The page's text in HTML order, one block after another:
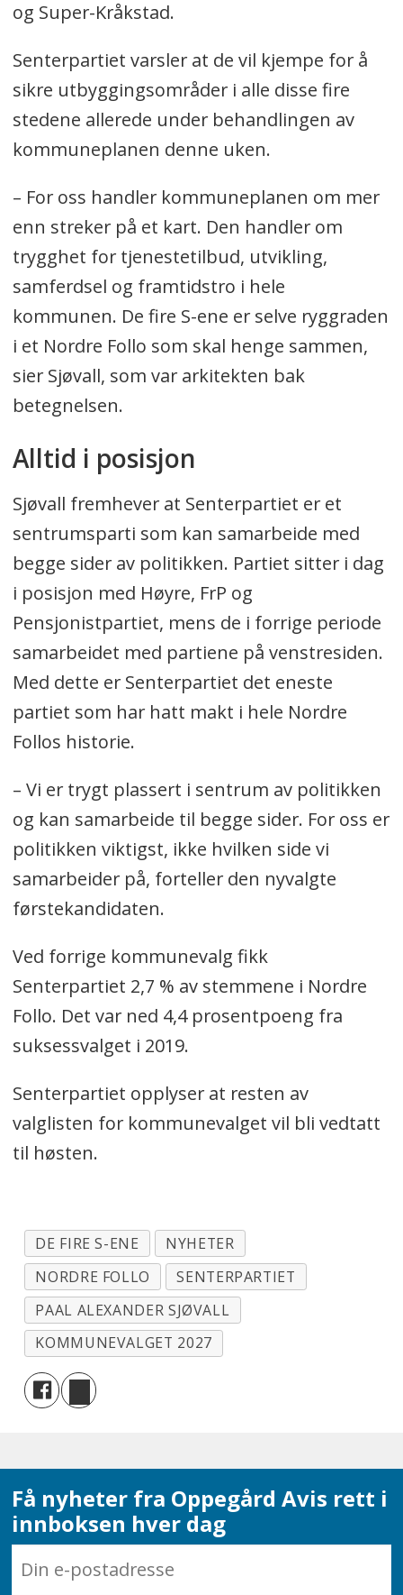
og Super-Kråkstad.
Senterpartiet varsler at de vil kjempe for å
sikre utbyggingsområder i alle disse fire
stedene allerede under behandlingen av
kommuneplanen denne uken.
– For oss handler kommuneplanen om mer
enn streker på et kart. Den handler om
trygghet for tjenestetilbud, utvikling,
samferdsel og framtidstro i hele
kommunen. De fire S-ene er selve ryggraden
i et Nordre Follo som skal henge sammen,
sier Sjøvall, som var arkitekten bak
betegnelsen.
Alltid i posisjon
Sjøvall fremhever at Senterpartiet er et
sentrumsparti som kan samarbeide med
begge sider av politikken. Partiet sitter i dag
i posisjon med Høyre, FrP og
Pensjonistpartiet, mens de i forrige periode
samarbeidet med partiene på venstresiden.
Med dette er Senterpartiet det eneste
partiet som har hatt makt i hele Nordre
Follos historie.
– Vi er trygt plassert i sentrum av politikken
og kan samarbeide til begge sider. For oss er
politikken viktigst, ikke hvilken side vi
samarbeider på, forteller den nyvalgte
førstekandidaten.
Ved forrige kommunevalg fikk
Senterpartiet 2,7 % av stemmene i Nordre
Follo. Det var ned 4,4 prosentpoeng fra
suksessvalget i 2019.
Senterpartiet opplyser at resten av
valglisten for kommunevalget vil bli vedtatt
til høsten.
DE FIRE S-ENE
NYHETER
NORDRE FOLLO
SENTERPARTIET
PAAL ALEXANDER SJØVALL
KOMMUNEVALGET 2027
Få nyheter fra Oppegård Avis rett i
innboksen hver dag